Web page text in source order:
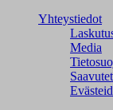
Yhteystiedot
Media